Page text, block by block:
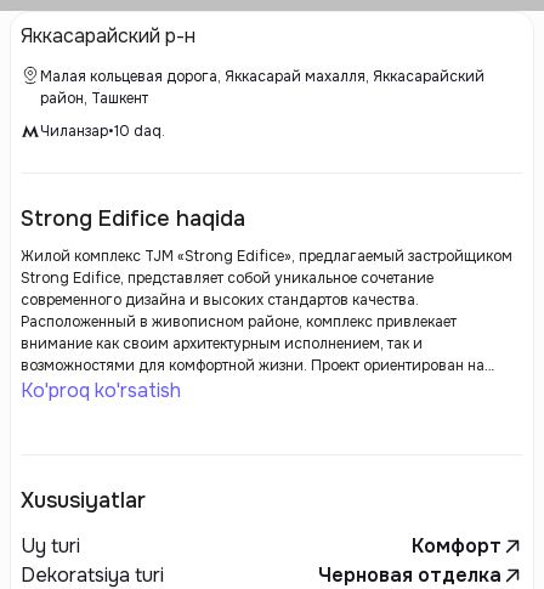
Яккасарайский р-н
Малая кольцевая дорога, Яккасарай махалля, Яккасарайский
район, Ташкент
Чиланзар•10 daq.
Strong Edifice haqida
Жилой комплекс TJM «Strong Edifice», предлагаемый застройщиком
Strong Edifice, представляет собой уникальное сочетание
современного дизайна и высоких стандартов качества.
Расположенный в живописном районе, комплекс привлекает
внимание как своим архитектурным исполнением, так и
возможностями для комфортной жизни. Проект ориентирован на
создание уютного пространства для проживания, где каждый
Ko'proq ko'rsatish
Xususiyatlar
Uy turi
Комфорт
Dekoratsiya turi
Черновая отделка